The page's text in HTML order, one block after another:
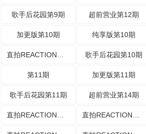
歌手后花园第9期 超前营业第12期
加更版第10期 纯享版第10期
歌手后花园第10期
第11期 加更版第11期
歌手后花园第11期 超前营业第14期